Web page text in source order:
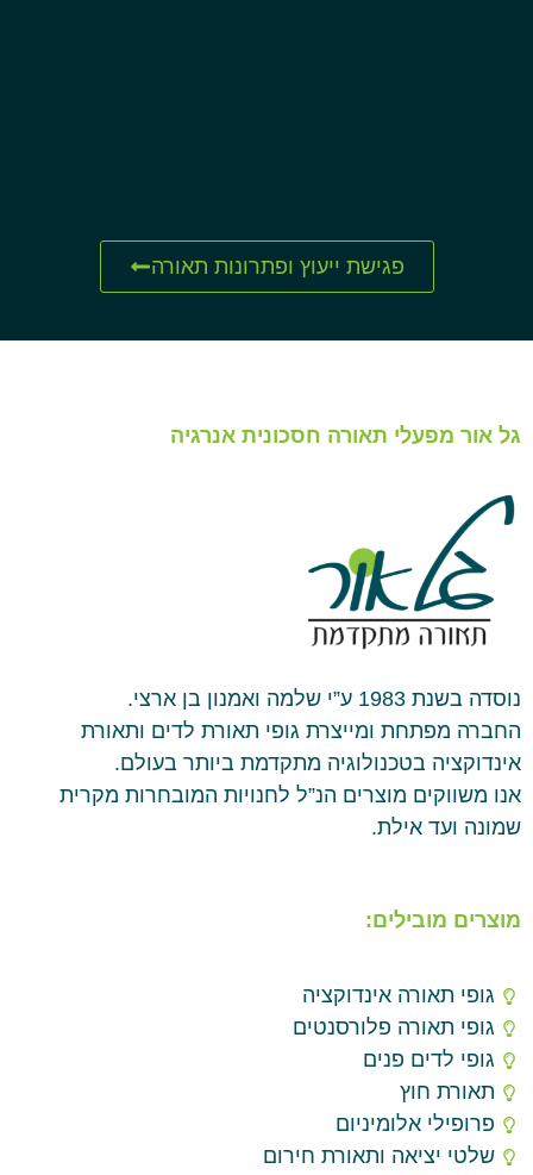
פגישת ייעוץ ופתרונות תאורה
גל אור מפעלי תאורה חסכונית אנרגיה
נוסדה בשנת 1983 ע”י שלמה ואמנון בן ארצי.
החברה מפתחת ומייצרת גופי תאורת לדים ותאורת
אינדוקציה בטכנולוגיה מתקדמת ביותר בעולם.
אנו משווקים מוצרים הנ”ל לחנויות המובחרות מקרית
שמונה ועד אילת.
מוצרים מובילים:
גופי תאורה אינדוקציה
גופי תאורה פלורסנטים
גופי לדים פנים
תאורת חוץ
פרופילי אלומיניום
שלטי יציאה ותאורת חירום